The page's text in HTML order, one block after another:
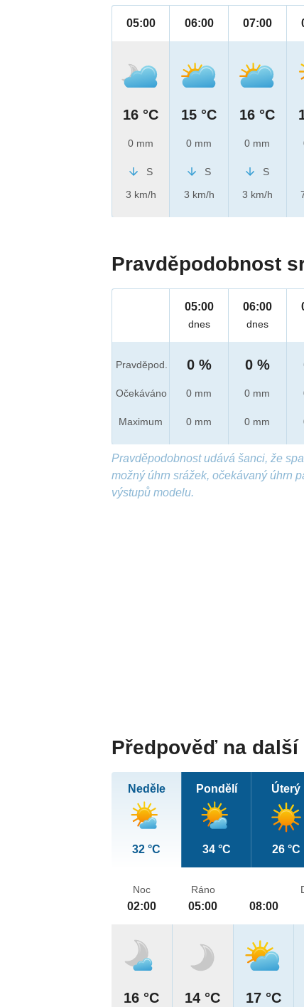
05:00
16 °C
0 mm
S
3 km/h
06:00
15 °C
0 mm
S
3 km/h
07:00
16 °C
0 mm
S
3 km/h
Pravděpodobnost
Pravděpod.
Očekáváno
Maximum
05:00
dnes
0 %
0 mm
0 mm
06:00
dnes
0 %
0 mm
0 mm
Pravděpodobnost udává šanci, že
možný úhrn srážek, očekávaný úhrn
výstupů modelu.
Předpověď na další
Neděle
32 °C
Pondělí
34 °C
Úterý
26 °C
Noc
02:00
16 °C
Ráno
05:00
14 °C
08:00
17 °C